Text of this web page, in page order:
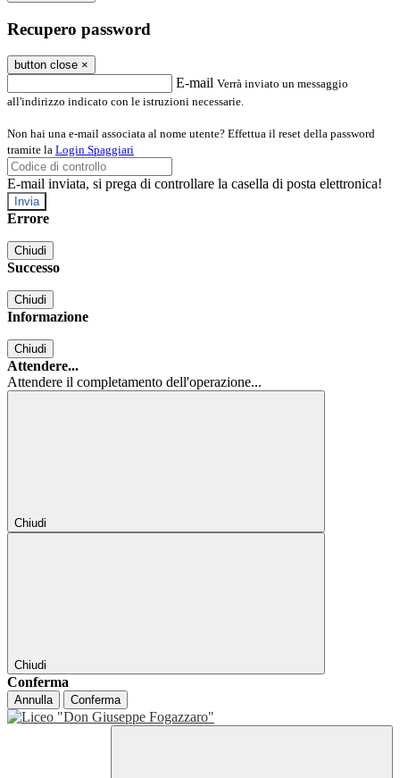
Recupero password
button close ×
E-mail Verrà inviato un messaggio
all'indirizzo indicato con le istruzioni necessarie.
Non hai una e-mail associata al nome utente? Effettua il reset della password
tramite la Login Spaggiari
E-mail inviata, si prega di controllare la casella di posta elettronica!
Errore
Chiudi
Successo
Chiudi
Informazione
Chiudi
Attendere...
Attendere il completamento dell'operazione...
Chiudi
Chiudi
Conferma
Annulla Conferma